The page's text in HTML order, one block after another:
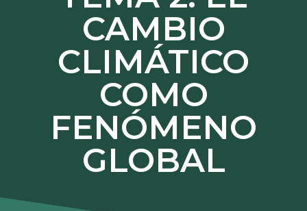
CAMBIO
CLIMÁTICO
COMO
FENÓMENO
GLOBAL